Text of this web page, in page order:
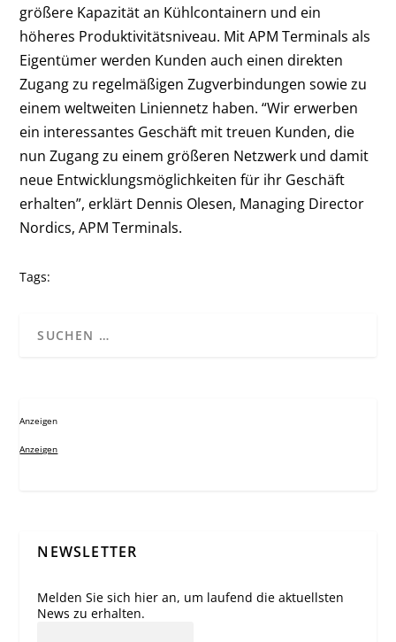
größere Kapazität an Kühlcontainern und ein
höheres Produktivitätsniveau. Mit APM Terminals als
Eigentümer werden Kunden auch einen direkten
Zugang zu regelmäßigen Zugverbindungen sowie zu
einem weltweiten Liniennetz haben. “Wir erwerben
ein interessantes Geschäft mit treuen Kunden, die
nun Zugang zu einem größeren Netzwerk und damit
neue Entwicklungsmöglichkeiten für ihr Geschäft
erhalten”, erklärt Dennis Olesen, Managing Director
Nordics, APM Terminals.
Tags:
Anzeigen
Anzeigen
NEWSLETTER
Melden Sie sich hier an, um laufend die aktuellsten
News zu erhalten.